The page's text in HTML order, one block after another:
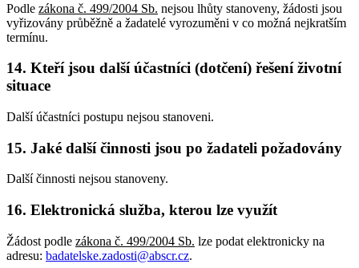
Podle zákona č. 499/2004 Sb. nejsou lhůty stanoveny, žádosti jsou
vyřizovány průběžně a žadatelé vyrozuměni v co možná nejkratším
termínu.
14. Kteří jsou další účastníci (dotčení) řešení životní
situace
Další účastníci postupu nejsou stanoveni.
15. Jaké další činnosti jsou po žadateli požadovány
Další činnosti nejsou stanoveny.
16. Elektronická služba, kterou lze využít
Žádost podle zákona č. 499/2004 Sb. lze podat elektronicky na
adresu: badatelske.zadosti@abscr.cz.